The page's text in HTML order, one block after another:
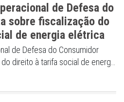
de Defesa do
sobre fiscalização do
de energia elétrica
de Defesa do Consumidor
direito à tarifa social de energia